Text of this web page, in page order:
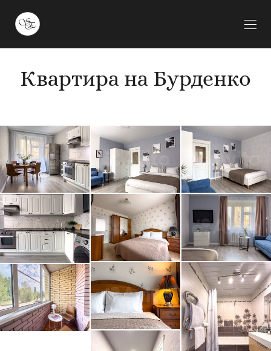
Квартира на Бурденко